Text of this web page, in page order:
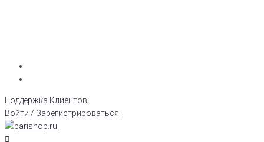
Поддержка Клиентов
Войти / Зарегистрироваться